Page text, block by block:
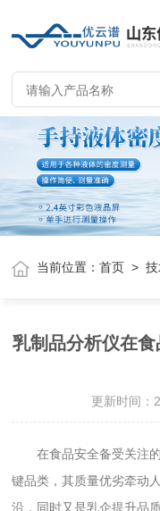
当前位置：首页 >
乳制品分析仪在
更新时间
在食品安全备受关注的
键品类，其质量优劣牵动
沿，同时又是乳企提升品